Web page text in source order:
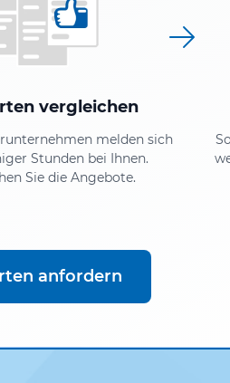
vergleichen
melden sich
Stunden bei Ihnen.
Sie die Angebote.
anfordern